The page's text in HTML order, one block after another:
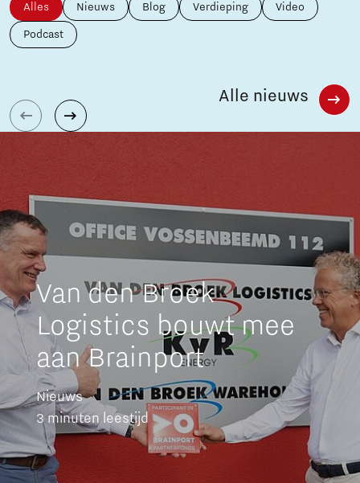
Alles Nieuws Blog Verdieping Video
Podcast
Van den Broek
Logistics bouwt mee
aan Brainport
Nieuws
3 minuten leestijd
Alle nieuws